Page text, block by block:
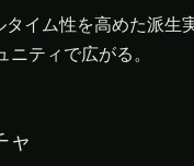
タイム性を高めた派生
ティで広がる。
ャ